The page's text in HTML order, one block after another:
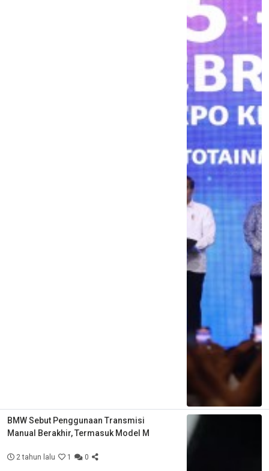
BMW Sebut Penggunaan Transmisi
Manual Berakhir, Termasuk Model M
2 tahun lalu 1 0